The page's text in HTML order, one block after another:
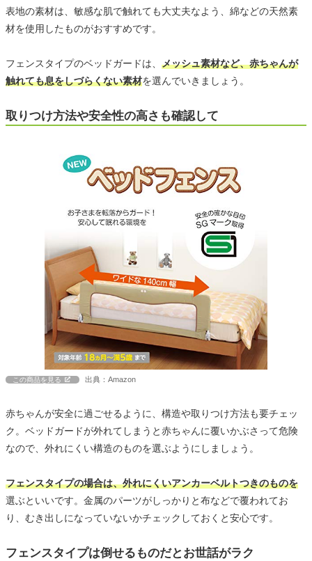
表地の素材は、敏感な肌で触れても大丈夫なよう、綿などの天然素
材を使用したものがおすすめです。
フェンスタイプのベッドガードは、 メッシュ素材など、赤ちゃんが
触れても息をしづらくない素材を選んでいきましょう。
取りつけ方法や安全性の高さも確認して
この商品を見る 出典：Amazon
赤ちゃんが安全に過ごせるように、構造や取りつけ方法も要チェッ
ク。ベッドガードが外れてしまうと赤ちゃんに覆いかぶさって危険
なので、外れにくい構造のものを選ぶようにしましょう。
フェンスタイプの場合は、外れにくいアンカーベルトつきのものを
選ぶといいです。金属のパーツがしっかりと布などで覆われてお
り、むき出しになっていないかチェックしておくと安心です。
フェンスタイプは倒せるものだとお世話がラク